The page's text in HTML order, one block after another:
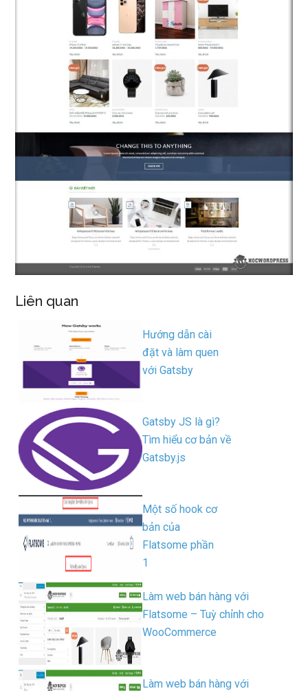
Liên quan
Hướng dẫn cài
đặt và làm quen
với Gatsby
Gatsby JS là gì?
Tìm hiểu cơ bản về
Gatsby.js
Một số hook cơ
bản của
Flatsome phần
1
Làm web bán hàng với
Flatsome – Tuỳ chỉnh cho
WooCommerce
Làm web bán hàng với